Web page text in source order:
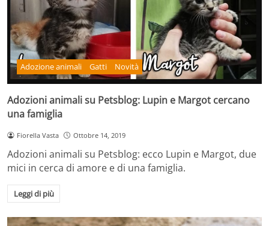
Adozione animali Gatti Novità
Adozioni animali su Petsblog: Lupin e Margot cercano
una famiglia
Fiorella Vasta Ottobre 14, 2019
Adozioni animali su Petsblog: ecco Lupin e Margot, due
mici in cerca di amore e di una famiglia.
Leggi di più